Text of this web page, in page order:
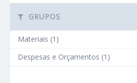
GRUPOS
Materiais (1)
Despesas e Orçamentos (1)